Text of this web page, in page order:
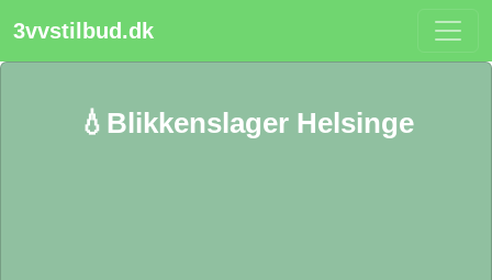
3vvstilbud.dk
💧Blikkenslager Helsinge